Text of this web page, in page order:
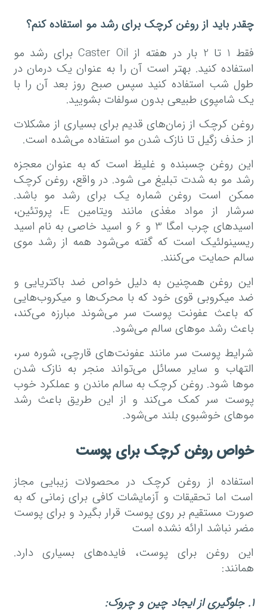
چقدر باید از روغن کرچک برای رشد مو استفاده کنم؟
فقط 1 تا 2 بار در هفته از Caster Oil برای رشد مو
استفاده کنید. بهتر است آن را به عنوان یک درمان در
طول شب استفاده کنید سپس صبح روز بعد آن را با
یک شامپوی طبیعی بدون سولفات بشویید.
روغن کرچک از زمان‌های قدیم برای بسیاری از مشکلات
از حذف زگیل تا نازک شدن مو استفاده می‌شده است.
این روغن چسبنده و غلیظ است که به عنوان معجزه
رشد مو به شدت تبلیغ می شود. در واقع، روغن کرچک
ممکن است روغن شماره یک برای رشد مو باشد.
سرشار از مواد مغذی مانند ویتامین E، پروتئین،
اسیدهای چرب امگا 3 و 6 و اسید خاصی به نام اسید
ریسینولئیک است که گفته می‌شود همه از رشد موی
سالم حمایت می‌کنند.
این روغن همچنین به دلیل خواص ضد باکتریایی و
ضد میکروبی قوی خود که با محرک‌ها و میکروب‌هایی
که باعث عفونت پوست سر می‌شوند مبارزه می‌کند،
باعث رشد مو‌های سالم می‌شود.
شرایط پوست سر مانند عفونت‌های قارچی، شوره سر،
التهاب و سایر مسائل می‌تواند منجر به نازک شدن
مو‌ها شود. روغن کرچک به سالم ماندن و عملکرد خوب
پوست سر کمک می‌کند و از این طریق باعث رشد
مو‌های خوشبوی بلند می‌شود.
خواص روغن کرچک برای پوست
استفاده از روغن کرچک در محصولات زیبایی مجاز
است اما تحقیقات و آزمایشات کافی برای زمانی که به
صورت مستقیم بر روی پوست قرار بگیرد و برای پوست
مضر نباشد ارائه نشده است
این روغن برای پوست، فایده‌های بسیاری دارد.
همانند:
۱.جلوگیری از ایجاد چین و چروک: